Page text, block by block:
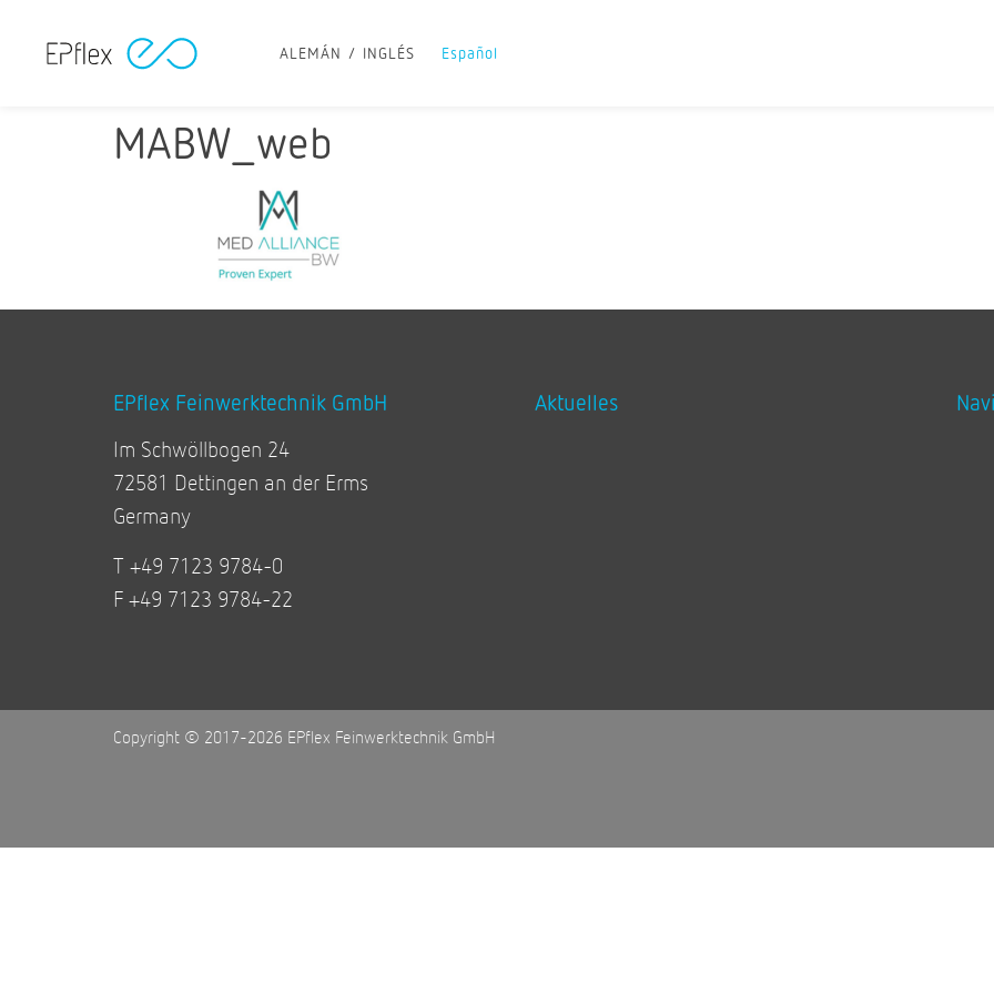
ALEMÁN INGLÉS Español
MABW_web
EPflex Feinwerktechnik GmbH
Im Schwöllbogen 24
72581 Dettingen an der Erms
Germany
T +49 7123 9784-0
F +49 7123 9784-22
Aktuelles
Copyright © 2017-2026 EPflex Feinwerktechnik GmbH